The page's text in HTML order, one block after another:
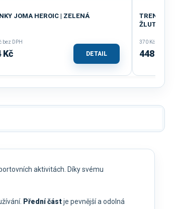
JOMA HEROIC | ZELENÁ
bez DPH
Kč DETAIL
TRENKY
ŽLUTÁ
370 Kč bez
448 Kč
aktivitách. Díky svému
Přední částje pevnější a odolná